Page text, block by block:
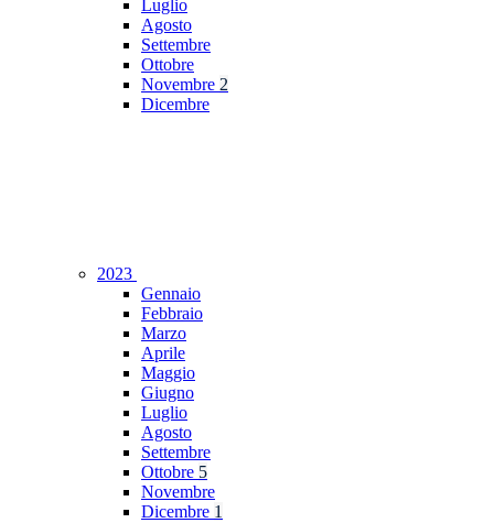
Luglio
Agosto
Settembre
Ottobre
Novembre 2
Dicembre
2023
Gennaio
Febbraio
Marzo
Aprile
Maggio
Giugno
Luglio
Agosto
Settembre
Ottobre 5
Novembre
Dicembre 1